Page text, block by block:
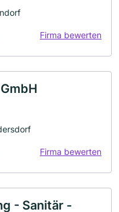
Firma bewerten
Firma bewerten
- Sanitär -